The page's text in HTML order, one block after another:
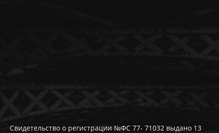
Свидетельство о регистрации №ФС 77- 71032 выдано 13